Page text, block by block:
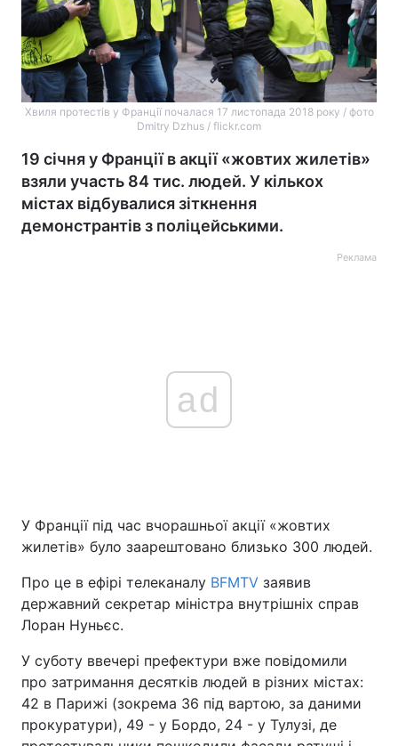
Хвиля протестів у Франції почалася 17 листопада 2018 року / фото
Dmitry Dzhus / flickr.com
19 січня у Франції в акції «жовтих жилетів»
взяли участь 84 тис. людей. У кількох
містах відбувалися зіткнення
демонстрантів з поліцейськими.
Реклама
ad
У Франції під час вчорашньої акції «жовтих
жилетів» було заарештовано близько 300 людей.
Про це в ефірі телеканалу BFMTV заявив
державний секретар міністра внутрішніх справ
Лоран Нуньєс.
У суботу ввечері префектури вже повідомили
про затримання десятків людей в різних містах:
42 в Парижі (зокрема 36 під вартою, за даними
прокуратури), 49 - у Бордо, 24 - у Тулузі, де